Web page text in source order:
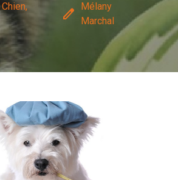
edit
Mélany
Marchal